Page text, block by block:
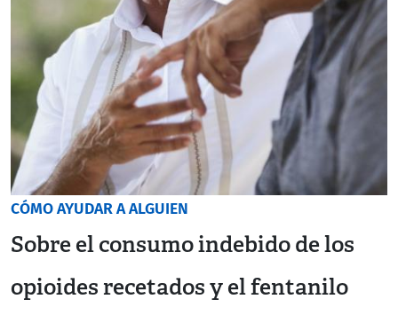
CÓMO AYUDAR A ALGUIEN
Sobre el consumo indebido de los
opioides recetados y el fentanilo